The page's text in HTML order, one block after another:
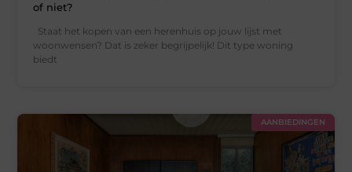
of niet?
Staat het kopen van een herenhuis op jouw lijst met
woonwensen? Dat is zeker begrijpelijk! Dit type woning
biedt
AANBIEDINGEN